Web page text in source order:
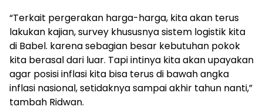
“Terkait pergerakan harga-harga, kita akan terus
lakukan kajian, survey khususnya sistem logistik kita
di Babel. karena sebagian besar kebutuhan pokok
kita berasal dari luar. Tapi intinya kita akan upayakan
agar posisi inflasi kita bisa terus di bawah angka
inflasi nasional, setidaknya sampai akhir tahun nanti,”
tambah Ridwan.